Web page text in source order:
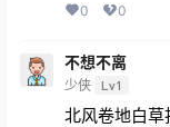
0 0
不想不离
少侠 Lv1
北风卷地白草